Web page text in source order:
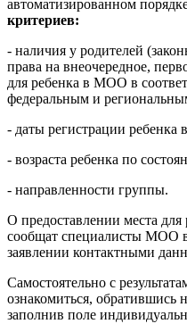
автоматизированном
критериев:
- наличия у родителей
права на внеочередное,
для ребенка в МОО в
федеральным и
- даты регистрации ребенка
- возраста ребенка по
- направленности группы.
О предоставлении места
сообщат специалисты МОО
заявлении контактными
Самостоятельно с
ознакомиться, обратившись
заполнив поле